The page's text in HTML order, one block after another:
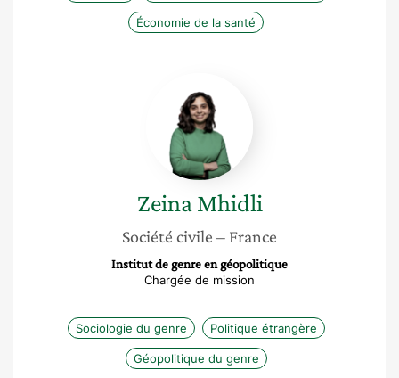
Économie de la santé
Mhidli
Zeina Mhidli
Société civile – France
Institut de genre en géopolitique
Chargée de mission
Sociologie du genre Politique étrangère
Géopolitique du genre